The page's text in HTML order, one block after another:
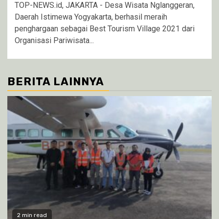
TOP-NEWS.id, JAKARTA - Desa Wisata Nglanggeran,
Daerah Istimewa Yogyakarta, berhasil meraih
penghargaan sebagai Best Tourism Village 2021 dari
Organisasi Pariwisata...
BERITA LAINNYA
2 min read